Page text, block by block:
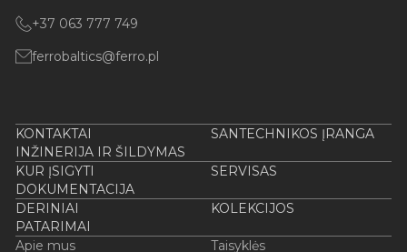
+37 063 777 749
ferrobaltics@ferro.pl
KONTAKTAI
SANTECHNIKOS ĮRANGA
INŽINERIJA IR ŠILDYMAS
KUR ĮSIGYTI
SERVISAS
DOKUMENTACIJA
DERINIAI
KOLEKCIJOS
PATARIMAI
Apie mus
Taisyklės